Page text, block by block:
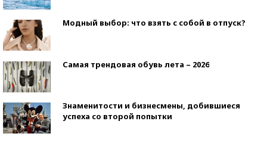
Модный выбор: что взять с собой в отпуск?
Самая трендовая обувь лета – 2026
Знаменитости и бизнесмены, добившиеся
успеха со второй попытки